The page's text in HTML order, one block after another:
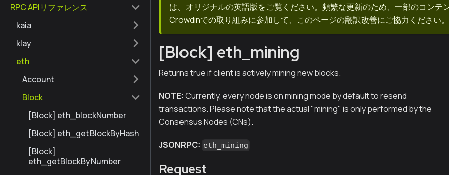
RPC APIリファレンス
kaia
klay
eth
Account
Block
[Block] eth_blockNumber
[Block] eth_getBlockByHash
[Block]
eth_getBlockByNumber
は、オリジナルの英語版をご覧ください。頻繁な更新のため、一部のコンテ
Crowdinでの取り組みに参加して、このページの翻訳改善にご協力ください。
[Block] eth_mining
Returns true if client is actively mining new blocks.
NOTE:Currently, every node is on mining mode by default to resend
transactions. Please note that the actual "mining" is only performed by the
Consensus Nodes (CNs).
JSONRPC: eth_mining
Request